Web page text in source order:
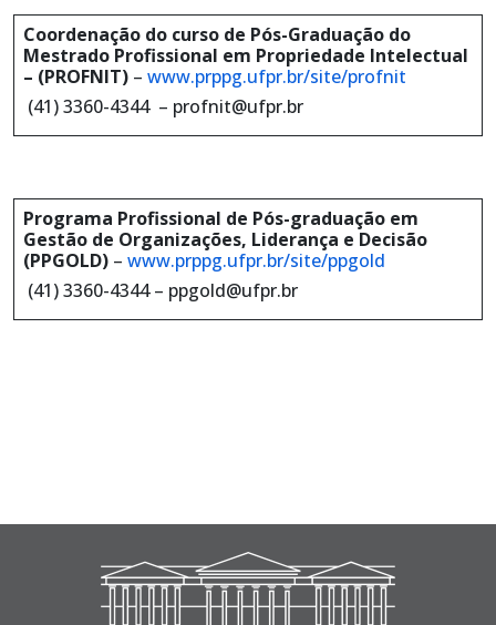
Coordenação do curso de Pós-Graduação do
Mestrado Profissional em Propriedade Intelectual
– (PROFNIT) – www.prppg.ufpr.br/site/profnit
(41) 3360-4344 – profnit@ufpr.br
Programa Profissional de Pós-graduação em
Gestão de Organizações, Liderança e Decisão
(PPGOLD) – www.prppg.ufpr.br/site/ppgold
(41) 3360-4344 – ppgold@ufpr.br